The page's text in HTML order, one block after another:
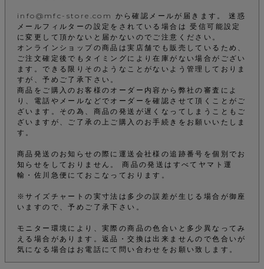
info@mfc-store.com から確認メールが届きます。 迷惑
メールフィルターの設定をされている場合は 受信可能設定
に変更して頂かないと届かないのでご注意ください。
オンラインショップの商品は実店舗でも販売しているため、
ご注文確定後でもタイミングにより在庫がない場合がござい
ます。できる限りそのようなことがないよう管理しておりま
すが、予めご了承下さい。
商品をご購入のお客様のオーダー内容から弊社の審査によ
り、電話やメールなどでオーダーを確認させて頂くことがご
ざいます。その為、商品の発送が遅くなってしまうこともご
ざいますが、ご了承の上ご購入のお手続きをお願いいたしま
す。
商品発送のお知らせの際に運送会社様の追跡番号を個別でお
知らせをしておりません。 商品の発送はすべてヤマト運
輸・佐川急便にておこなっております。
※サイズチャートの実寸法は多少の誤差が生じる場合が御座
いますので、予めご了承下さい。
モニター環境により、実際の商品の色合いと多少異なってみ
える場合があります。返品・交換は出来ませんので色合いが
気になる場合はお電話にて問い合わせをお願い致します。